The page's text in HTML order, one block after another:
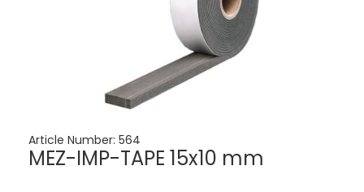
Article Number: 564
MEZ-IMP-TAPE 15x10 mm